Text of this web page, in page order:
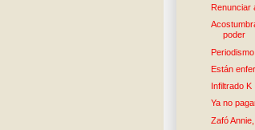
Renunciar
poder
Están
Infiltrado K
Ya no
Zafó